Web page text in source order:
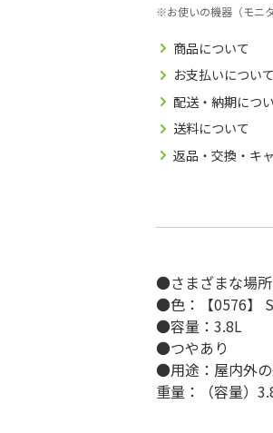
お使いの機器（モニ
商品について
お支払いについて
配送・納期につ
送料について
返品・交換・キ
●さまざまな場所
●色：【0576】
●容量：3.8L
●つやあり
●用途：屋内外
重量：（容量）